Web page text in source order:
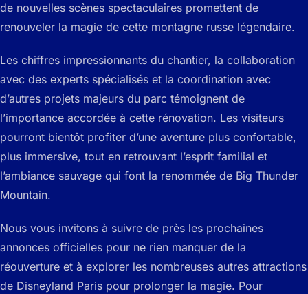
de nouvelles scènes spectaculaires promettent de
renouveler la magie de cette montagne russe légendaire.
Les chiffres impressionnants du chantier, la collaboration
avec des experts spécialisés et la coordination avec
d’autres projets majeurs du parc témoignent de
l’importance accordée à cette rénovation. Les visiteurs
pourront bientôt profiter d’une aventure plus confortable,
plus immersive, tout en retrouvant l’esprit familial et
l’ambiance sauvage qui font la renommée de Big Thunder
Mountain.
Nous vous invitons à suivre de près les prochaines
annonces officielles pour ne rien manquer de la
réouverture et à explorer les nombreuses autres attractions
de Disneyland Paris pour prolonger la magie. Pour